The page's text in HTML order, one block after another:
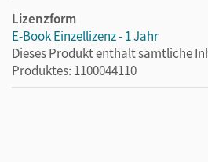
Lizenzform
E-Book Einzellizenz - 1 Jahr
Dieses Produkt enthält sämtliche
Produktes: 1100044110